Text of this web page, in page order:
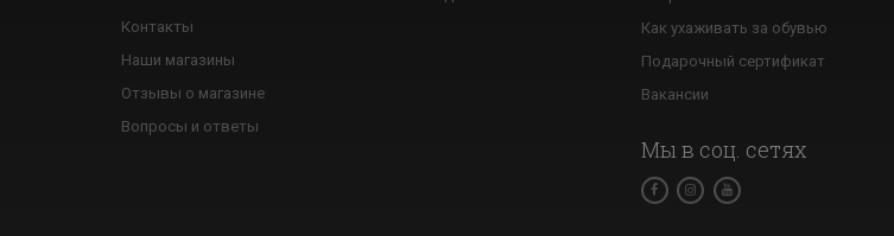
Контакты
Наши магазины
Отзывы о магазине
Вопросы и ответы
Как ухаживать за обувью
Подарочный сертификат
Вакансии
Мы в соц. сетях